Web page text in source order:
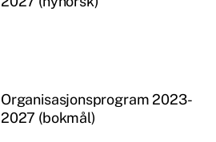
Organisasjonsprogram 2023-
2027 (bokmål)